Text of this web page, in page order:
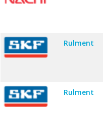
Rulment
Rulment